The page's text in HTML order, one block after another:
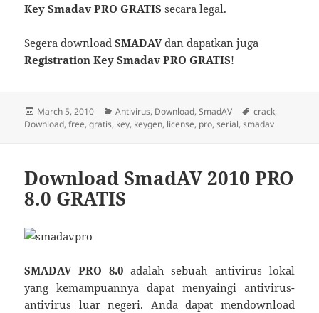
Key Smadav PRO GRATIS secara legal.
Segera downloadSMADAVdan dapatkan juga
Registration Key Smadav PRO GRATIS!
Posted
on
March 5, 2010 Categories
Antivirus, Download,SmadAV Tags
crack,
Download,free,gratis, key, keygen, license, pro,serial,smadav
Download SmadAV 2010 PRO
8.0 GRATIS
SMADAV PRO 8.0adalah sebuah antivirus lokal
yang kemampuannya dapat menyaingi antivirus-
antivirus luar negeri. Anda dapat mendownload